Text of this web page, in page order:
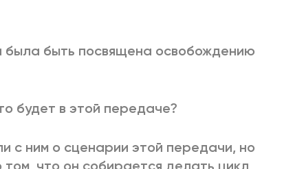
быть посвящена освобождению
будет в этой передаче?
с ним о сценарии этой передачи, но
что он собирается делать цикл